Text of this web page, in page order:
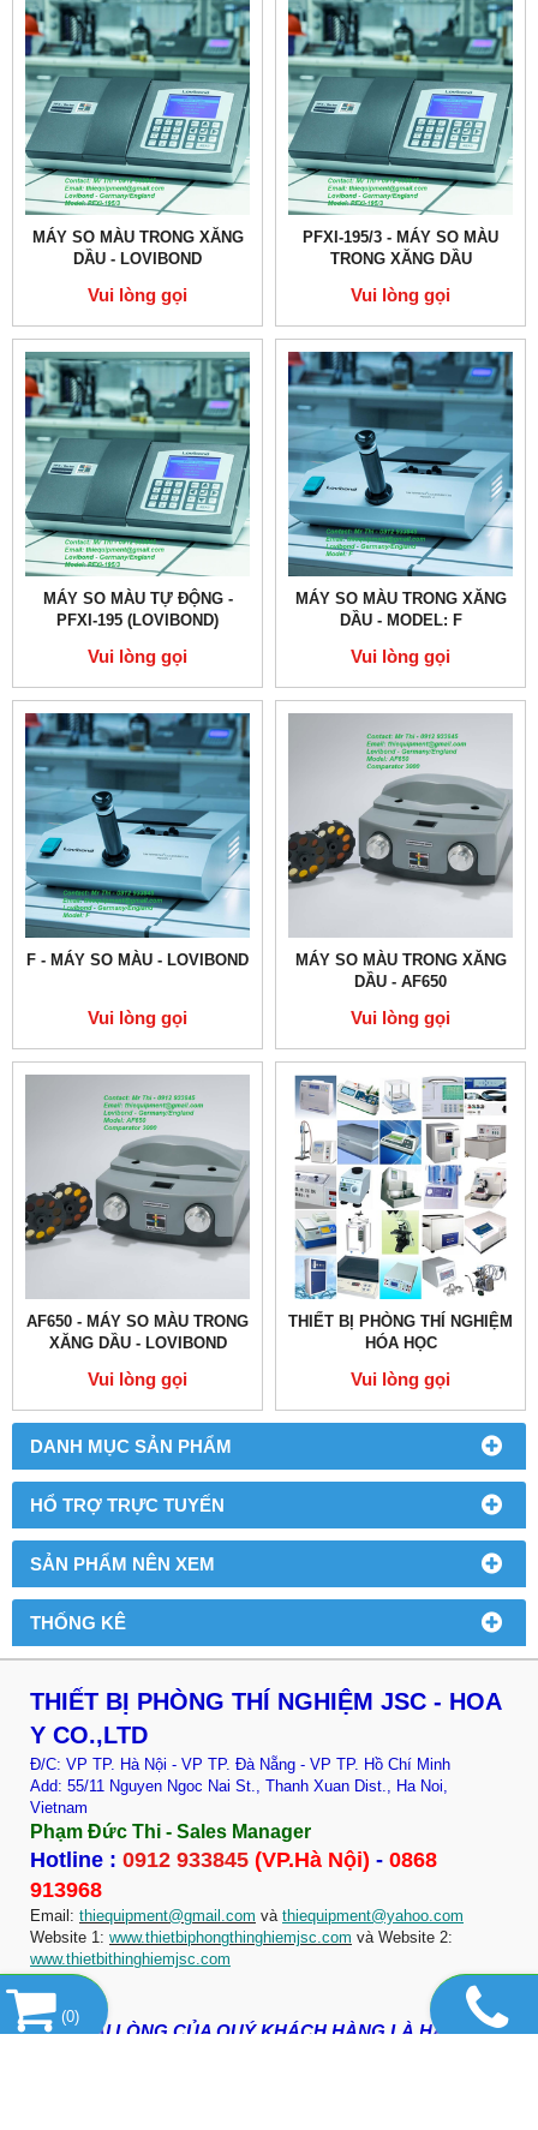
DANH MỤC SẢN PHẨM
HỔ TRỢ TRỰC TUYẾN
SẢN PHẨM NÊN XEM
THỐNG KÊ
MÁY SO MÀU TRONG XĂNG
DẦU - LOVIBOND
Vui lòng gọi
PFXI-195/3 - MÁY SO MÀU
TRONG XĂNG DẦU
Vui lòng gọi
MÁY SO MÀU TỰ ĐỘNG -
PFXI-195 (LOVIBOND)
Vui lòng gọi
MÁY SO MÀU TRONG XĂNG
DẦU - MODEL: F
Vui lòng gọi
F - MÁY SO MÀU - LOVIBOND
Vui lòng gọi
MÁY SO MÀU TRONG XĂNG
DẦU - AF650
Vui lòng gọi
AF650 - MÁY SO MÀU TRONG
XĂNG DẦU - LOVIBOND
Vui lòng gọi
THIẾT BỊ PHÒNG THÍ NGHIỆM
HÓA HỌC
Vui lòng gọi
THIẾT BỊ PHÒNG THÍ NGHIỆM JSC - HOA
Y CO.,LTD
Đ/C: VP TP. Hà Nội - VP TP. Đà Nẵng - VP TP. Hồ Chí Minh
Add: 55/11 Nguyen Ngoc Nai St., Thanh Xuan Dist., Ha Noi,
Vietnam
Phạm Đức Thi - Sales Manager
Hotline : 0912 933845 (VP.Hà Nội) - 0868
913968
Email: thiequipment@gmail.com và thiequipment@yahoo.com
Website 1: www.thietbiphongthinghiemjsc.com và Website 2:
www.thietbithinghiemjsc.com
SỰ HÀI LÒNG CỦA QUÝ KHÁCH HÀNG LÀ HẠNH
(0)